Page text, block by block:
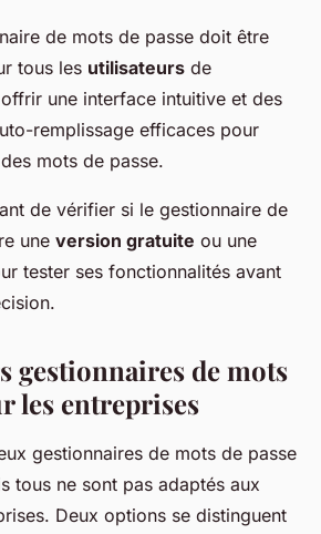
de mots de passe doit être
tous les utilisateurs de
une interface intuitive et des
remplissage efficaces pour
mots de passe.
de vérifier si le gestionnaire de
une version gratuite ou une
tester ses fonctionnalités avant
gestionnaires de mots
les entreprises
gestionnaires de mots de passe
tous ne sont pas adaptés aux
Deux options se distinguent